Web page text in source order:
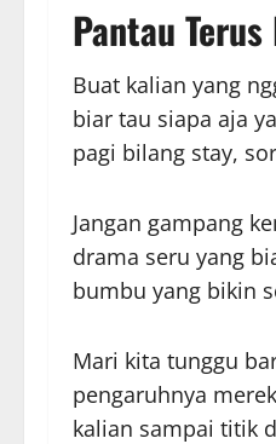
Pantau
Buat kalian yang
biar tau siapa aja
pagi bilang stay,
Jangan gampang
drama seru yang
bumbu yang bikin
Mari kita tunggu
pengaruhnya
kalian sampai titik